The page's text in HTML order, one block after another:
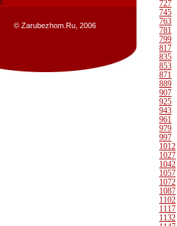
© Zarubezhom.Ru, 2006
727
745
763
781
799
817
835
853
871
889
907
925
943
961
979
997
1012
1027
1042
1057
1072
1087
1102
1117
1132